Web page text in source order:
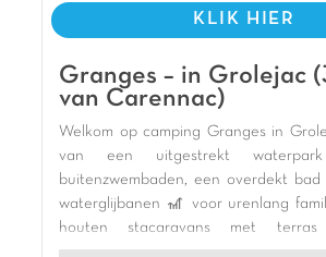
Spacebowl en Double Slide
KLIK HIER
Granges – in Grolejac
van Carennac)
Welkom op camping Granges in
van een uitgestrekt
buitenzwembaden, een overdekt
waterglijbanen 🎢 voor urenlang
houten stacaravans met
rustgevende omgeving te midden